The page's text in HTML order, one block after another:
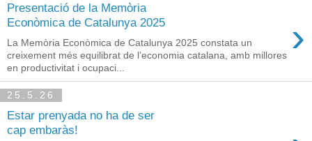
Presentació de la Memòria
Econòmica de Catalunya 2025
›
La Memòria Econòmica de Catalunya 2025 constata un
creixement més equilibrat de l’economia catalana, amb millores
en productivitat i ocupaci...
25.5.26
Estar prenyada no ha de ser
cap embaràs!